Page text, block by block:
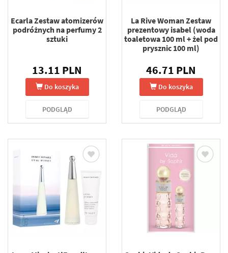
Ecarla Zestaw atomizerów
podróżnych na perfumy 2
sztuki
13.11 PLN
Do koszyka
PODGLĄD
La Rive Woman Zestaw
prezentowy isabel (woda
toaletowa 100 ml + żel pod
prysznic 100 ml)
46.71 PLN
Do koszyka
PODGLĄD